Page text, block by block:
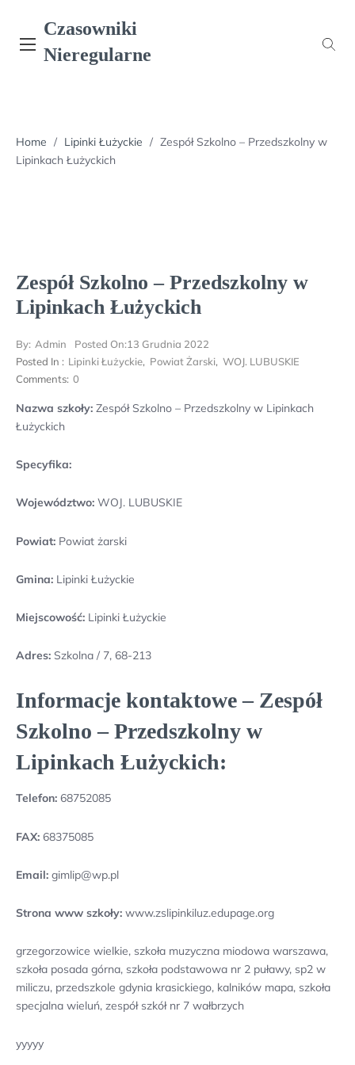
content
Czasowniki
Nieregularne
Home / Lipinki Łużyckie / Zespół Szkolno – Przedszkolny w
Lipinkach Łużyckich
Zespół Szkolno – Przedszkolny w
Lipinkach Łużyckich
By: Admin Posted On:13 Grudnia 2022
Posted In : Lipinki Łużyckie, Powiat Żarski, WOJ. LUBUSKIE
Comments: 0
Nazwa szkoły: Zespół Szkolno – Przedszkolny w Lipinkach
Łużyckich
Specyfika:
Województwo: WOJ. LUBUSKIE
Powiat: Powiat żarski
Gmina: Lipinki Łużyckie
Miejscowość: Lipinki Łużyckie
Adres: Szkolna / 7, 68-213
Informacje kontaktowe – Zespół
Szkolno – Przedszkolny w
Lipinkach Łużyckich:
Telefon: 68752085
FAX: 68375085
Email: gimlip@wp.pl
Strona www szkoły: www.zslipinkiluz.edupage.org
grzegorzowice wielkie, szkoła muzyczna miodowa warszawa,
szkoła posada górna, szkoła podstawowa nr 2 puławy, sp2 w
miliczu, przedszkole gdynia krasickiego, kalników mapa, szkoła
specjalna wieluń, zespół szkół nr 7 wałbrzych
yyyyy